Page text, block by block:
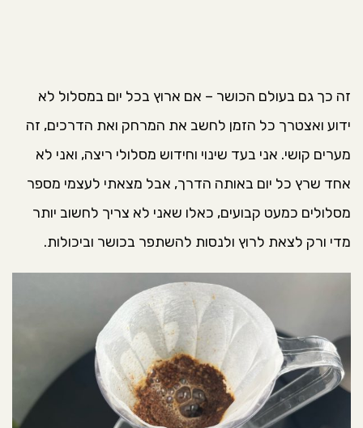
זה כך גם בעולם הכושר – אם ארוץ בכל יום במסלול לא
ידוע ואצטרך כל הזמן לחשב את המרחק ואת הדרכים, זה
מערים קושי. אני בעד שינוי וחידוש מסלולי ריצה, ואני לא
אחד שרץ כל יום באותה הדרך, אבל מצאתי לעצמי מספר
מסלולים כמעט קבועים, כאלו שאני לא צריך לחשוב יותר
מדי ורק לצאת לרוץ ולנסות להשתפר בכושר וביכולות.